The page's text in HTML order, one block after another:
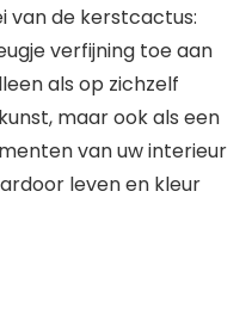
van de kerstcactus:
verfijning toe aan
als op zichzelf
maar ook als een
van uw interieur
leven en kleur